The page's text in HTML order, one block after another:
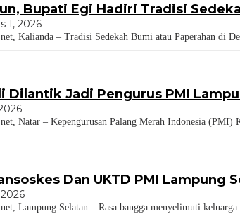
Bupati Egi Hadiri Tradisi
1, 2026
Kalianda – Tradisi Sedekah Bumi atau Paperahan di
Dilantik Jadi Pengurus PMI
Natar – Kepengurusan Palang Merah Indonesia
Dan UKTD PMI Lampung
Lampung Selatan – Rasa bangga menyelimuti